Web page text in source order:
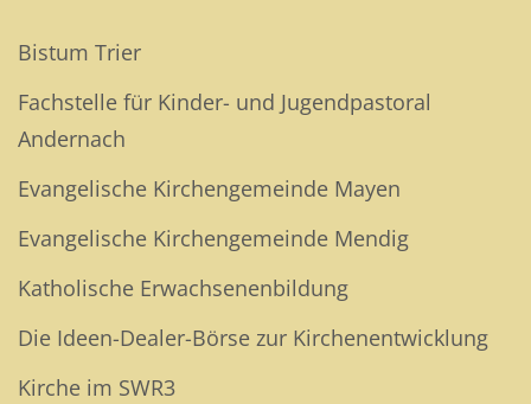
Bistum Trier
Fachstelle für Kinder- und Jugendpastoral
Andernach
Evangelische Kirchengemeinde Mayen
Evangelische Kirchengemeinde Mendig
Katholische Erwachsenenbildung
Die Ideen-Dealer-Börse zur Kirchenentwicklung
Kirche im SWR3